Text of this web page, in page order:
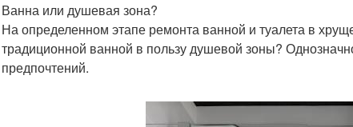
Ванна или душевая зона?
На определенном этапе ремонта ванной и туалета в
традиционной ванной в пользу душевой зоны?
предпочтений.